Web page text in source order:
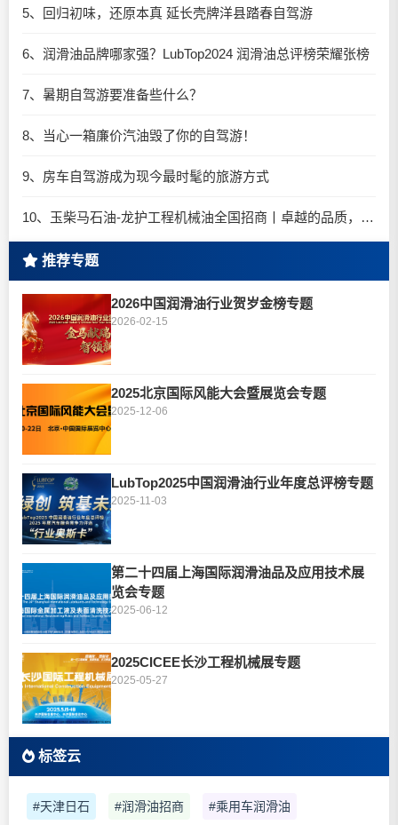
5、回归初味，还原本真 延长壳牌洋县踏春自驾游
6、润滑油品牌哪家强？LubTop2024 润滑油总评榜荣耀张榜
7、暑期自驾游要准备些什么？
8、当心一箱廉价汽油毁了你的自驾游！
9、房车自驾游成为现今最时髦的旅游方式
10、玉柴马石油-龙护工程机械油全国招商丨卓越的品质，专业的品牌！
推荐专题
2026中国润滑油行业贺岁金榜专题
2026-02-15
2025北京国际风能大会暨展览会专题
2025-12-06
LubTop2025中国润滑油行业年度总评榜专题
2025-11-03
第二十四届上海国际润滑油品及应用技术展
览会专题
2025-06-12
2025CICEE长沙工程机械展专题
2025-05-27
标签云
#天津日石 #润滑油招商 #乘用车润滑油